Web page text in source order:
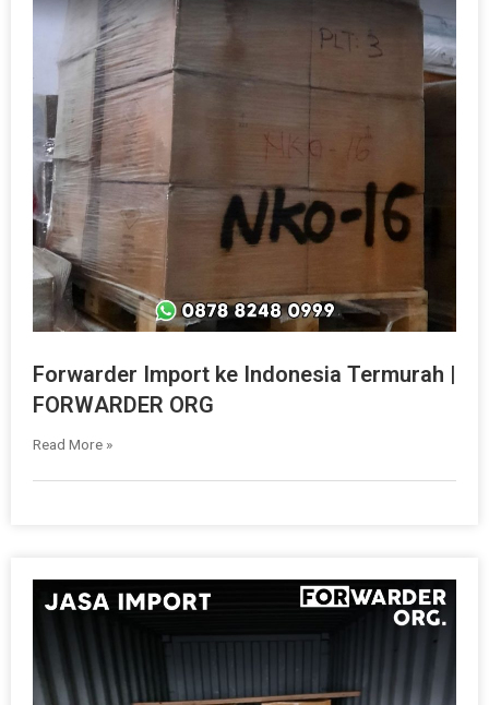
Forwarder Import ke Indonesia Termurah |
FORWARDER ORG
Read More »